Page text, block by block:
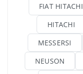
FIAT HITACHI
HITACHI
MESSERSI
NEUSON